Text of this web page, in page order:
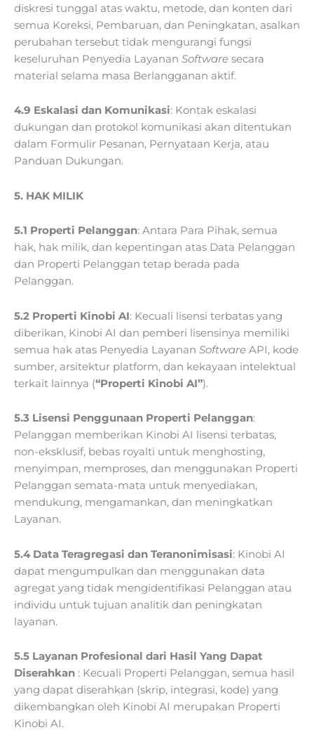
diskresi tunggal atas waktu, metode, dan konten dari
semua Koreksi, Pembaruan, dan Peningkatan, asalkan
perubahan tersebut tidak mengurangi fungsi
keseluruhan Penyedia Layanan Software secara
material selama masa Berlangganan aktif.
4.9 Eskalasi dan Komunikasi: Kontak eskalasi
dukungan dan protokol komunikasi akan ditentukan
dalam Formulir Pesanan, Pernyataan Kerja, atau
Panduan Dukungan.
5. HAK MILIK
5.1 Properti Pelanggan: Antara Para Pihak, semua
hak, hak milik, dan kepentingan atas Data Pelanggan
dan Properti Pelanggan tetap berada pada
Pelanggan.
5.2 Properti Kinobi AI: Kecuali lisensi terbatas yang
diberikan, Kinobi AI dan pemberi lisensinya memiliki
semua hak atas Penyedia Layanan Software API, kode
sumber, arsitektur platform, dan kekayaan intelektual
terkait lainnya (“Properti Kinobi AI”).
5.3 Lisensi Penggunaan Properti Pelanggan:
Pelanggan memberikan Kinobi AI lisensi terbatas,
non-eksklusif, bebas royalti untuk menghosting,
menyimpan, memproses, dan menggunakan Properti
Pelanggan semata-mata untuk menyediakan,
mendukung, mengamankan, dan meningkatkan
Layanan.
5.4 Data Teragregasi dan Teranonimisasi: Kinobi AI
dapat mengumpulkan dan menggunakan data
agregat yang tidak mengidentifikasi Pelanggan atau
individu untuk tujuan analitik dan peningkatan
layanan.
5.5 Layanan Profesional dari Hasil Yang Dapat
Diserahkan : Kecuali Properti Pelanggan, semua hasil
yang dapat diserahkan (skrip, integrasi, kode) yang
dikembangkan oleh Kinobi AI merupakan Properti
Kinobi AI.